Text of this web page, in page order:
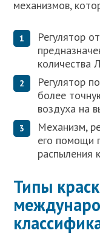
механизмов,
Регулятор
количества
Регулятор
более
воздуха на
Механизм,
его помощи
распыления
Типы